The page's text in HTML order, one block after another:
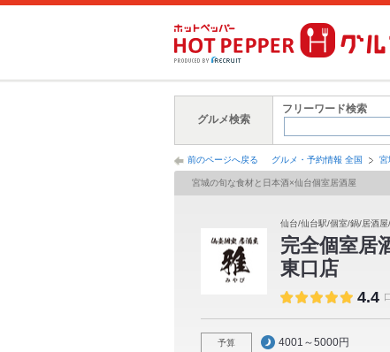
グルメ検索
フリーワード検索
前のページへ戻る グルメ・予約情報 全国 宮
宮城の旬な食材と日本酒×仙台個室居酒屋
仙台/仙台駅/個室/鍋/居酒
完全個室居
東口店
4.4
予算 4001～5000円